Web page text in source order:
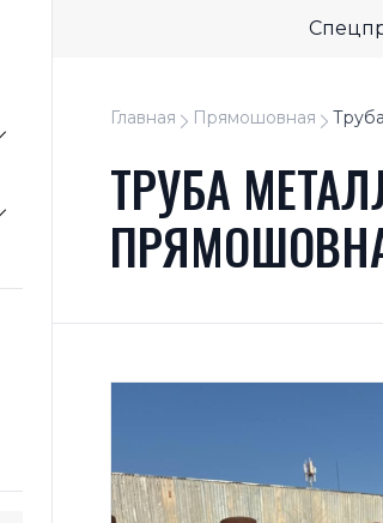
Главная Прямошовная
ТРУБА